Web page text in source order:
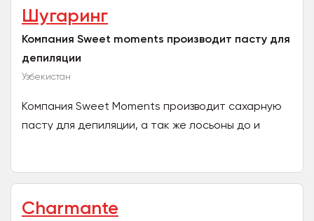
Шугаринг
Компания Sweet moments производит пасту для
депиляции
Узбекистан
Компания Sweet Moments производит сахарную
пасту для депиляции, а так же лосьоны до и
Charmante